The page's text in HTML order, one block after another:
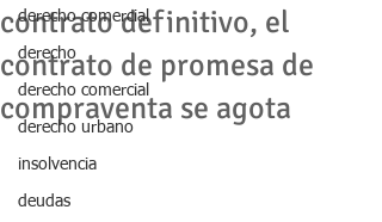
derecho comercial
derecho
derecho comercial
derecho urbano
insolvencia
deudas
contrato definitivo, el
contrato de promesa de
compraventa se agota